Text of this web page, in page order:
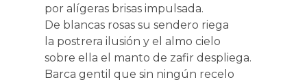
por alígeras brisas impulsada.
De blancas rosas su sendero riega
la postrera ilusión y el almo cielo
sobre ella el manto de zafir despliega.
Barca gentil que sin ningún recelo